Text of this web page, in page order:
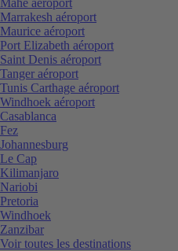
Marrakesh aéroport
Maurice aéroport
Port Elizabeth aéroport
Saint Denis aéroport
Tanger aéroport
Tunis Carthage aéroport
Windhoek aéroport
Casablanca
Fez
Johannesburg
Le Cap
Kilimanjaro
Nariobi
Pretoria
Windhoek
Zanzibar
Voir toutes les destinations